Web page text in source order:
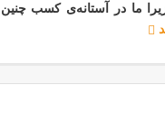
ما در آستانه‌ی کسب چنین